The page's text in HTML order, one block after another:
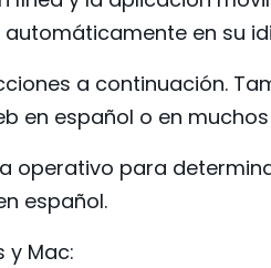
en su
a continuación.
en español o en
operativo para
español.
y Mac: